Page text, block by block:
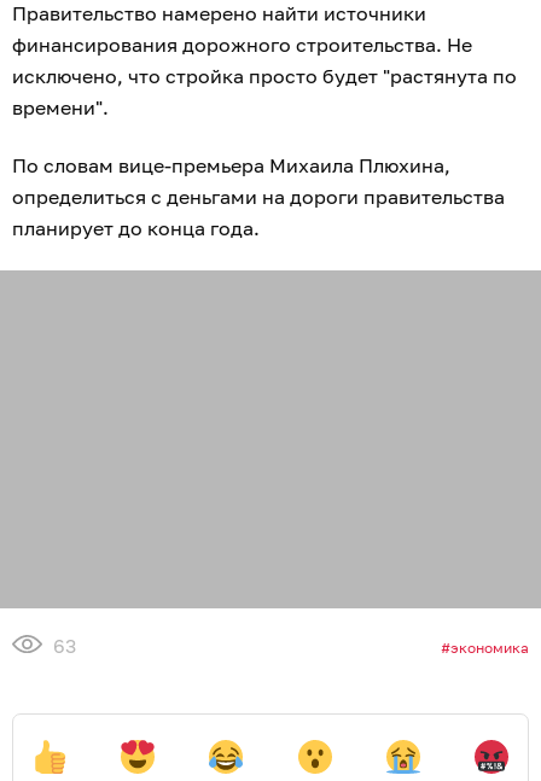
Правительство намерено найти источники
финансирования дорожного строительства. Не
исключено, что стройка просто будет "растянута по
времени".
По словам вице-премьера Михаила Плюхина,
определиться с деньгами на дороги правительства
планирует до конца года.
63 экономика